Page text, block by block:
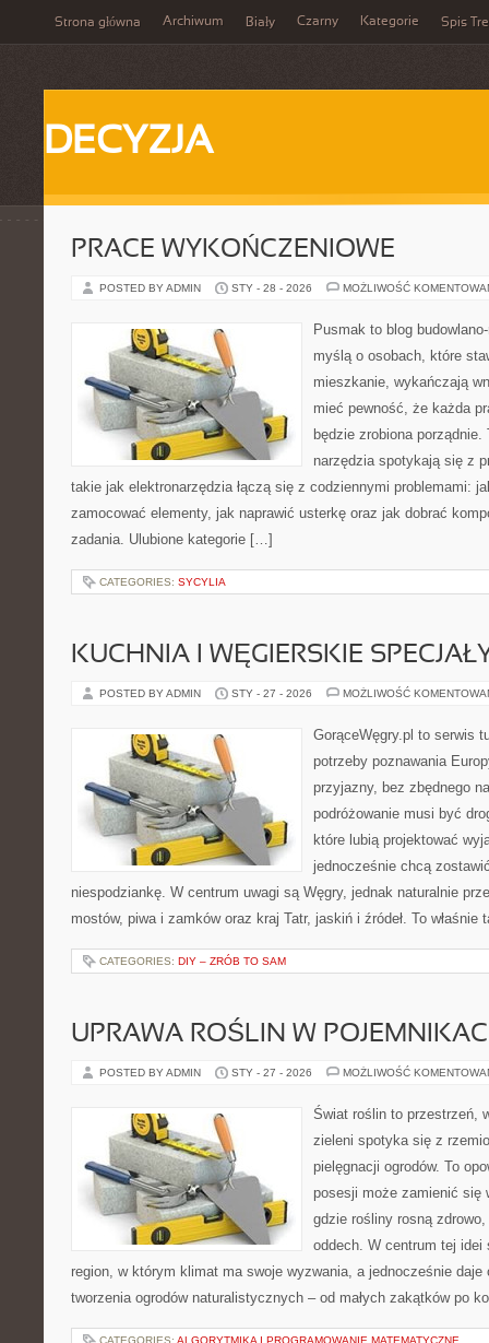
Strona główna Archiwum Biały Czarny Kategorie Spis
DECYZJA
PRACE WYKOŃCZENIOWE
POSTED BY ADMIN STY - 28 - 2026 MOŻLIWOŚĆ
Pusmak to blog
myślą o osobach, które
mieszkanie, wykańczają
mieć pewność, że każda
będzie zrobiona
narzędzia spotykają się z
takie jak elektronarzędzia łączą się z codziennymi problemami:
zamocować elementy, jak naprawić usterkę oraz jak dobrać
zadania. Ulubione kategorie […]
CATEGORIES: SYCYLIA
KUCHNIA I WĘGIERSKIE
POSTED BY ADMIN STY - 27 - 2026 MOŻLIWOŚĆ
GorąceWęgry.pl to serwis
potrzeby poznawania
przyjazny, bez zbędnego
podróżowanie musi być
które lubią projektować
jednocześnie chcą
niespodziankę. W centrum uwagi są Węgry, jednak naturalnie
mostów, piwa i zamków oraz kraj Tatr, jaskiń i źródeł. To
CATEGORIES: DIY – ZRÓB TO SAM
UPRAWA ROŚLIN W
POSTED BY ADMIN STY - 27 - 2026 MOŻLIWOŚĆ
Świat roślin to przestrzeń,
zieleni spotyka się z
pielęgnacji ogrodów. To
posesji może zamienić się
gdzie rośliny rosną
oddech. W centrum tej
region, w którym klimat ma swoje wyzwania, a jednocześnie daje
tworzenia ogrodów naturalistycznych – od małych zakątków po
CATEGORIES: ALGORYTMIKA I PROGRAMOWANIE MATEMATYCZNE